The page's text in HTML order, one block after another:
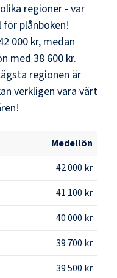
regioner - var
plånboken!
000 kr, medan
med38 600 kr.
regionen är
verkligen vara värt
Medellön
42 000 kr
41 100 kr
40 000 kr
39 700 kr
39 500 kr